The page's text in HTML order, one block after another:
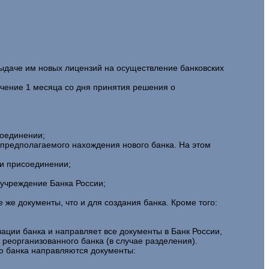
им новых лицензий на осуществление банковских
1 месяца со дня принятия решения о
нахождения нового банка. На этом
присоединении;
Банка России;
документы, что и для создания банка. Кроме того:
банка и направляет все документы в Банк России,
банка (в случае разделения).
банка направляются документы: